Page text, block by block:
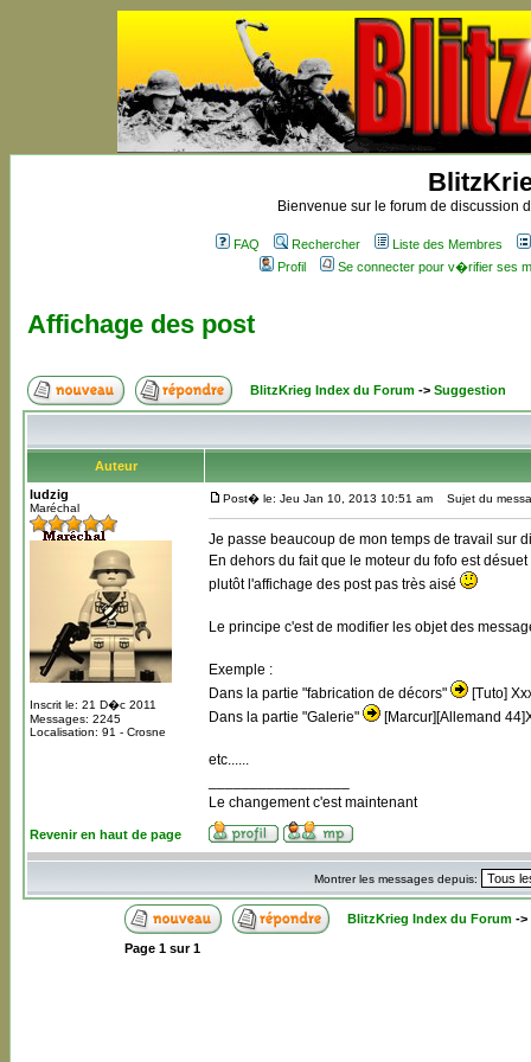
Bienvenue sur le forum de discussion
FAQ Rechercher
Liste des Membres
Profil
Se connecter pour v�rifier ses
Affichage des post
BlitzKrieg Index du Forum -> Suggestion
Auteur
ludzig
Maréchal
Inscrit le: 21 D�c 2011
Messages: 2245
Localisation: 91 - Crosne
Post� le: Jeu Jan 10, 2013 10:51 am Sujet du
Je passe beaucoup de mon temps de travail sur
En dehors du fait que le moteur du fofo est
plutôt l'affichage des post pas très aisé
Le principe c'est de modifier les objet des
Exemple :
Dans la partie "fabrication de décors"
[Tuto]
Dans la partie "Galerie"
[Marcur][Allemand
etc......
Le changement c'est maintenant
Revenir en haut de page
Montrer les messages depuis:
BlitzKrieg Index du Forum->
Page 1sur1